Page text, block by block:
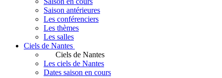
Saison antérieures
Les conférenciers
Les thèmes
Les salles
Ciels de Nantes
Ciels de Nantes
Les ciels de Nantes
Dates saison en cours